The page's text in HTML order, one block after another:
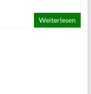
Weiterlesen